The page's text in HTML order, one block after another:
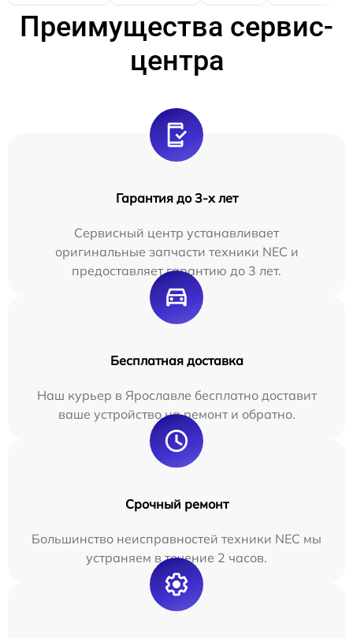
Преимущества сервис-
центра
Гарантия до 3-х лет
Сервисный центр устанавливает
оригинальные запчасти техники NEC и
предоставляет гарантию до 3 лет.
Бесплатная доставка
Наш курьер в Ярославле бесплатно доставит
ваше устройство на ремонт и обратно.
Срочный ремонт
Большинство неисправностей техники NEC мы
устраняем в течение 2 часов.